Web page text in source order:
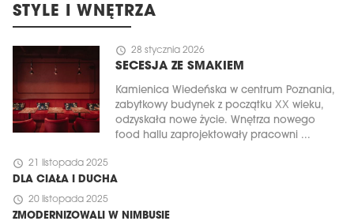
STYLE I WNĘTRZA
schedule 28 stycznia 2026
SECESJA ZE SMAKIEM
Kamienica Wiedeńska w centrum Poznania,
zabytkowy budynek z początku XX wieku,
odzyskała nowe życie. Wnętrza nowego
food hallu zaprojektowały pracowni ...
schedule 21 listopada 2025
DLA CIAŁA I DUCHA
schedule 20 listopada 2025
ZMODERNIZOWALI W NIMBUSIE